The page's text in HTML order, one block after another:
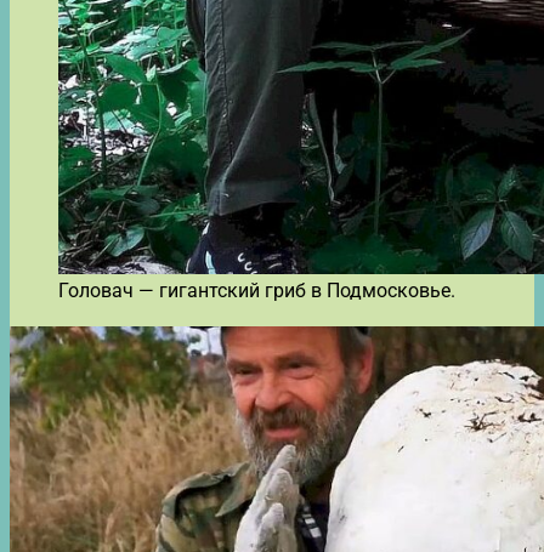
Головач — гигантский гриб в Подмосковье.